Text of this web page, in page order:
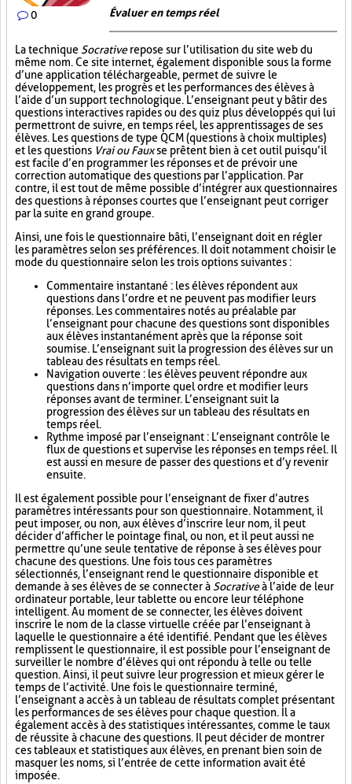
0 Évaluer en temps réel
La technique Socrativerepose sur l’utilisation du site web du
même nom. Ce site internet, également disponible sous la forme
d’une application téléchargeable, permet de suivre le
développement, les progrès et les performances des élèves à
l’aide d’un support technologique. L’enseignant peut y bâtir des
questions interactives rapides ou des quiz plus développés qui lui
permettront de suivre, en temps réel, les apprentissages de ses
élèves. Les questions de type QCM (questions à choix multiples)
et les questions Vrai ou Fauxse prêtent bien à cet outil puisqu’il
est facile d’en programmer les réponses et de prévoir une
correction automatique des questions par l’application. Par
contre, il est tout de même possible d’intégrer aux questionnaires
des questions à réponses courtes que l’enseignant peut corriger
par la suite en grand groupe.
Ainsi, une fois le questionnaire bâti, l’enseignant doit en régler
les paramètres selon ses préférences. Il doit notamment choisir le
mode du questionnaire selon les trois options suivantes :
Commentaire instantané : les élèves répondent aux
questions dans l’ordre et ne peuvent pas modifier leurs
réponses. Les commentaires notés au préalable par
l’enseignant pour chacune des questions sont disponibles
aux élèves instantanément après que la réponse soit
soumise. L’enseignant suit la progression des élèves sur un
tableau des résultats en temps réel.
Navigation ouverte : les élèves peuvent répondre aux
questions dans n’importe quel ordre et modifier leurs
réponses avant de terminer. L’enseignant suit la
progression des élèves sur un tableau des résultats en
temps réel.
Rythme imposé par l’enseignant : L’enseignant contrôle le
flux de questions et supervise les réponses en temps réel. Il
est aussi en mesure de passer des questions et d’y revenir
ensuite.
Il est également possible pour l’enseignant de fixer d’autres
paramètres intéressants pour son questionnaire. Notamment, il
peut imposer, ou non, aux élèves d’inscrire leur nom, il peut
décider d’afficher le pointage final, ou non, et il peut aussi ne
permettre qu’une seule tentative de réponse à ses élèves pour
chacune des questions. Une fois tous ces paramètres
sélectionnés, l’enseignant rend le questionnaire disponible et
demande à ses élèves de se connecter à Socrativeà l’aide de leur
ordinateur portable, leur tablette ou encore leur téléphone
intelligent. Au moment de se connecter, les élèves doivent
inscrire le nom de la classe virtuelle créée par l’enseignant à
laquelle le questionnaire a été identifié. Pendant que les élèves
remplissent le questionnaire, il est possible pour l’enseignant de
surveiller le nombre d’élèves qui ont répondu à telle ou telle
question. Ainsi, il peut suivre leur progression et mieux gérer le
temps de l’activité. Une fois le questionnaire terminé,
l’enseignant a accès à un tableau de résultats complet présentant
les performances de ses élèves pour chaque question. Il a
également accès à des statistiques intéressantes, comme le taux
de réussite à chacune des questions. Il peut décider de montrer
ces tableaux et statistiques aux élèves, en prenant bien soin de
masquer les noms, si l’entrée de cette information avait été
imposée.